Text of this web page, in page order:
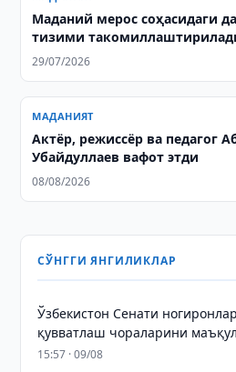
Маданий мерос соҳасидаги
тизими
29/07/2026
МАДАНИЯТ
Актёр, режиссёр ва педагог
Убайдуллаев вафот этди
08/08/2026
СЎНГГИ ЯНГИЛИКЛАР
Ўзбекистон Сенати
қувватлаш чораларини
15:57 · 09/08